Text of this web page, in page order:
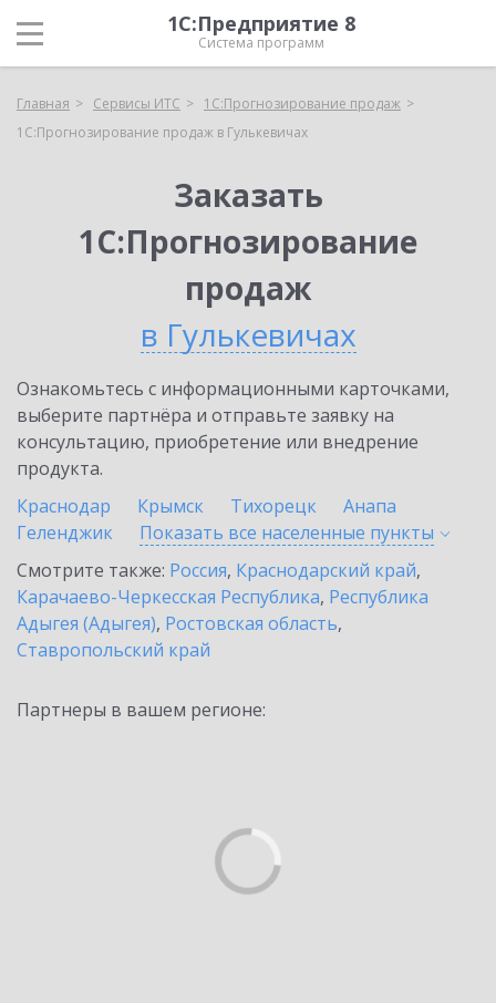
1С:Предприятие 8
Система программ
Главная Сервисы ИТС
1С:Прогнозирование продаж
1С:Прогнозирование продаж в Гулькевичах
Заказать
1С:Прогнозирование
продаж
в Гулькевичах
Ознакомьтесь с информационными карточками,
выберите партнёра и отправьте заявку на
консультацию, приобретение или внедрение
продукта.
Краснодар
Крымск Тихорецк
Анапа
Геленджик
Показать все населенные пункты
Смотрите также: Россия, Краснодарский край,
Карачаево-Черкесская Республика, Республика
Адыгея (Адыгея), Ростовская область,
Ставропольский край
Партнеры в вашем регионе: